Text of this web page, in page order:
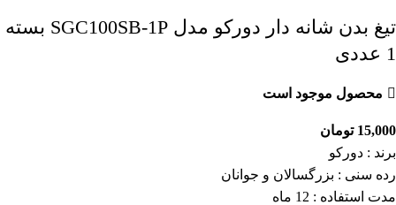
تیغ بدن شانه دار دورکو مدل SGC100SB-1P بسته
1 عددی
محصول موجود است
15,000 تومان
برند : دورکو
رده سنی : بزرگسالان و جوانان
مدت استفاده : 12 ماه